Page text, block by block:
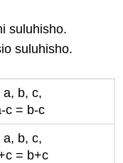
suluhisho.
suluhisho.
a, b, c,
c = b-c
a, b, c,
= b+c